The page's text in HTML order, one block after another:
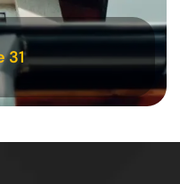
31